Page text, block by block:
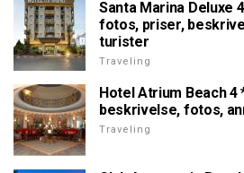
Santa Marina Deluxe
fotos, priser,
turister
Traveling
Hotel Atrium Beach 4
beskrivelse, fotos,
Traveling